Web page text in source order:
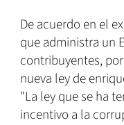
De acuerdo en el
que administra un
contribuyentes,
nueva ley de
"La ley que se ha
incentivo a la